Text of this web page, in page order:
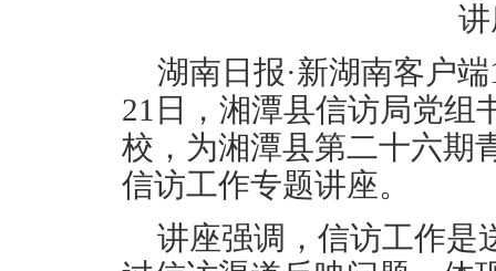
湖南日报·新湖南客户
21日，湘潭县信访局党组
校，为湘潭县第二十六期
信访工作专题讲座。
讲座强调，信访工作是